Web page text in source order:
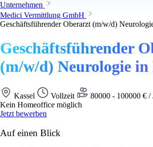
Unternehmen
Medici Vermittlung GmbH
Geschäftsführender Oberarzt (m/w/d)
Geschäftsführender
(m/w/d) Neurologie in
Kassel Vollzeit
80000 - 100000 € /
Kein Homeoffice möglich
Jetzt bewerben
Auf einen Blick